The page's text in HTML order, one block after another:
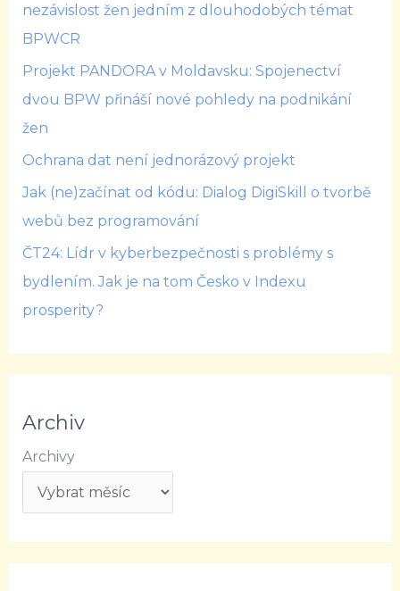
nezávislost žen jedním z dlouhodobých témat
BPWCR
Projekt PANDORA v Moldavsku: Spojenectví
dvou BPW přináší nové pohledy na podnikání
žen
Ochrana dat není jednorázový projekt
Jak (ne)začínat od kódu: Dialog DigiSkill o tvorbě
webů bez programování
ČT24: Lídr v kyberbezpečnosti s problémy s
bydlením. Jak je na tom Česko v Indexu
prosperity?
Archiv
Archivy